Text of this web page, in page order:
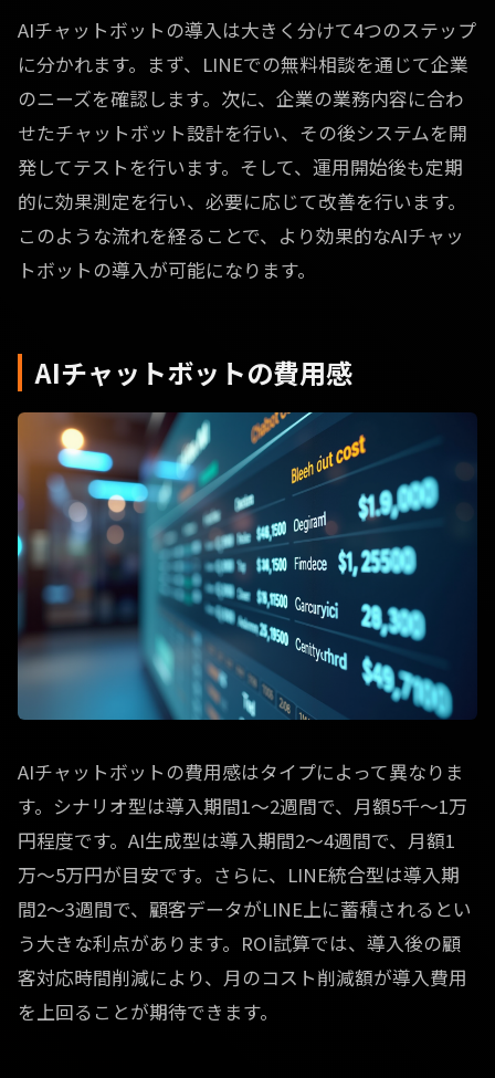
AIチャットボットの導入は大きく分けて4つのステップ
に分かれます。まず、LINEでの無料相談を通じて企業
のニーズを確認します。次に、企業の業務内容に合わ
せたチャットボット設計を行い、その後システムを開
発してテストを行います。そして、運用開始後も定期
的に効果測定を行い、必要に応じて改善を行います。
このような流れを経ることで、より効果的なAIチャッ
トボットの導入が可能になります。
AIチャットボットの費用感
AIチャットボットの費用感はタイプによって異なりま
す。シナリオ型は導入期間1〜2週間で、月額5千〜1万
円程度です。AI生成型は導入期間2〜4週間で、月額1
万〜5万円が目安です。さらに、LINE統合型は導入期
間2〜3週間で、顧客データがLINE上に蓄積されるとい
う大きな利点があります。ROI試算では、導入後の顧
客対応時間削減により、月のコスト削減額が導入費用
を上回ることが期待できます。